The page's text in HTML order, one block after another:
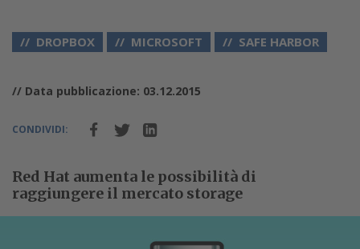
DROPBOX MICROSOFT SAFE HARBOR
// Data pubblicazione: 03.12.2015
CONDIVIDI:
Red Hat aumenta le possibilità di
raggiungere il mercato storage